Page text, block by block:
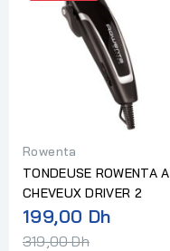
Rowenta
TONDEUSE ROWENTA A
CHEVEUX DRIVER 2
199,00 DhPrix
319,00 Dh